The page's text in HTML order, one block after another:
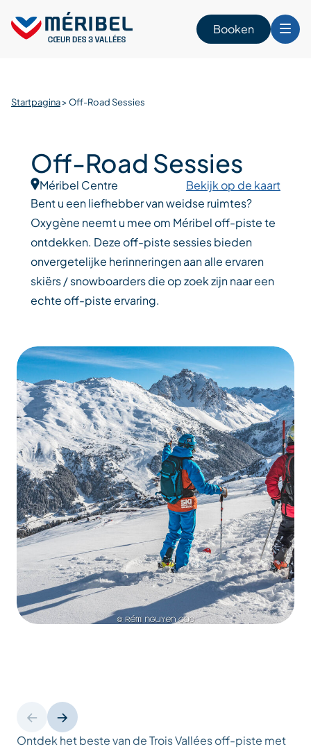
content
Booken
Startpagina>Off-Road Sessies
Ontdek het beste van de Trois Vallées off-piste met
Off-Road Sessies
Méribel Centre
Bekijk op de kaart
Bent u een liefhebber van weidse ruimtes?
Oxygène neemt u mee om Méribel off-piste te
ontdekken. Deze off-piste sessies bieden
onvergetelijke herinneringen aan alle ervaren
skiërs / snowboarders die op zoek zijn naar een
echte off-piste ervaring.